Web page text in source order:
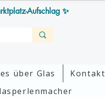
Aufschlag ✨
über Glas
Kontakt